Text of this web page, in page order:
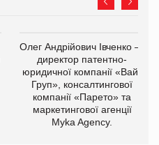
Олег Андрійович Івченко —
директор патентно-
юридичної компанії «Вайз
Груп», консалтингової
компанії «Парето» та
маркетингової агенції
Myka Agency.